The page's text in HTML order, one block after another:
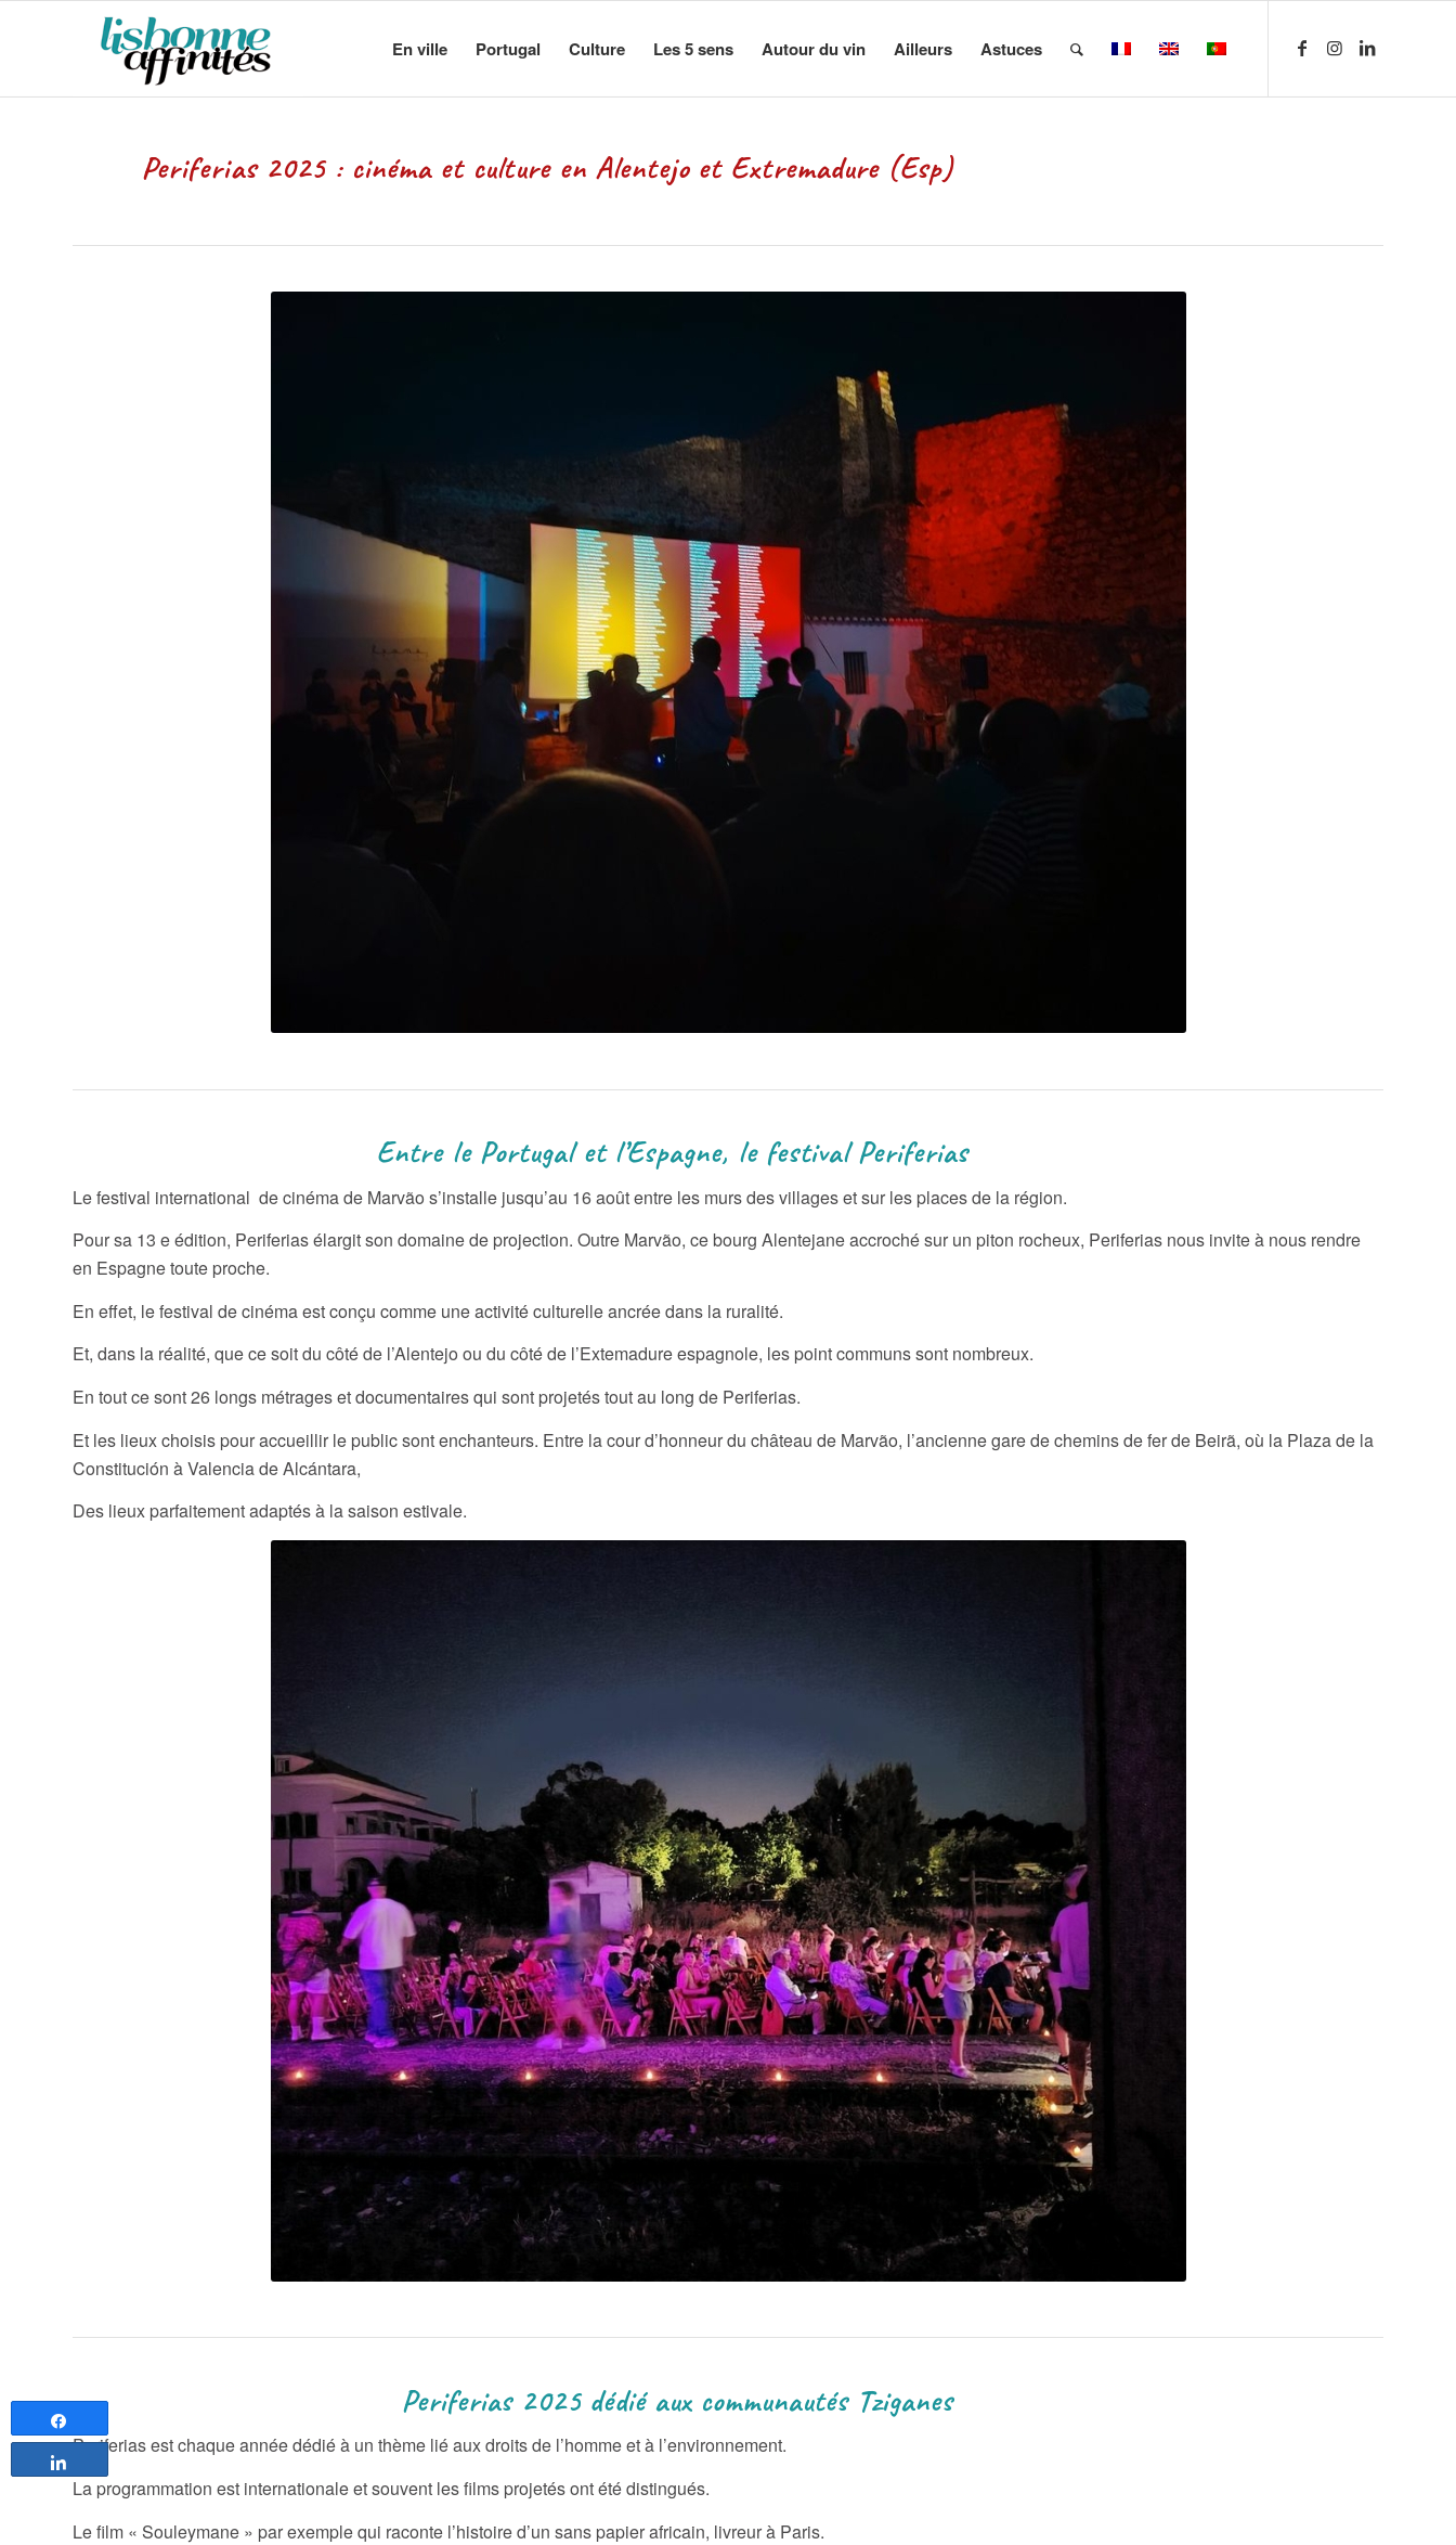
En ville Portugal Culture Les 5 sens Autour du vin Ailleurs Astuces
Periferias 2025 : cinéma et culture en Alentejo et Extremadure (Esp)
Entre le Portugal et l’Espagne, le festival Periferias
Le festival international de cinéma de Marvão s’installe jusqu’au 16 août entre les murs des villages et sur les places de la région.
Pour sa 13 e édition, Periferias élargit son domaine de projection. Outre Marvão, ce bourg Alentejane accroché sur un piton rocheux, Periferias nous invite à nous rendre
en Espagne toute proche.
En effet, le festival de cinéma est conçu comme une activité culturelle ancrée dans la ruralité.
Et, dans la réalité, que ce soit du côté de l’Alentejo ou du côté de l’Extemadure espagnole, les point communs sont nombreux.
En tout ce sont 26 longs métrages et documentaires qui sont projetés tout au long de Periferias.
Et les lieux choisis pour accueillir le public sont enchanteurs. Entre la cour d’honneur du château de Marvão, l’ancienne gare de chemins de fer de Beirã, où la Plaza de la
Constitución à Valencia de Alcántara,
Des lieux parfaitement adaptés à la saison estivale.
Periferias 2025 dédié aux communautés Tziganes
Periferias est chaque année dédié à un thème lié aux droits de l’homme et à l’environnement.
La programmation est internationale et souvent les films projetés ont été distingués.
Le film « Souleymane » par exemple qui raconte l’histoire d’un sans papier africain, livreur à Paris.